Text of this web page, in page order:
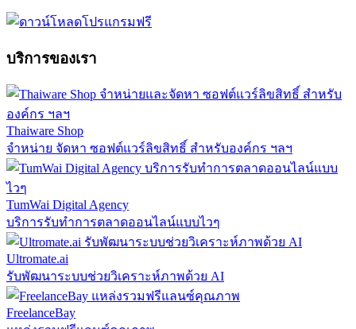
บริการของเรา
Thaiware Shop
จำหน่าย จัดหา ซอฟต์แวร์ลิขสิทธิ์ สำหรับองค์กร ฯลฯ
TumWai Digital Agency
บริการรับทำการตลาดออนไลน์แบบไวๆ
Ultromate.ai
รับพัฒนาระบบช่วยวิเคราะห์ภาพด้วย AI
FreelanceBay